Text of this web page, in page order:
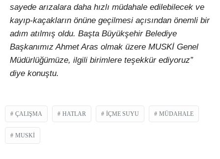
sayede arızalara daha hızlı müdahale edilebilecek ve
kayıp-kaçakların önüne geçilmesi açısından önemli bir
adım atılmış oldu. Başta Büyükşehir Belediye
Başkanımız Ahmet Aras olmak üzere MUSKİ Genel
Müdürlüğümüze, ilgili birimlere teşekkür ediyoruz”
diye konuştu.
ÇALIŞMA HATLAR İÇME SUYU MÜDAHALE
MUSKI